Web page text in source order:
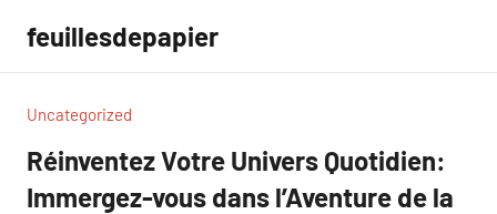
contenu
feuillesdepapier
Uncategorized
Réinventez Votre Univers Quotidien:
Immergez-vous dans l’Aventure de la